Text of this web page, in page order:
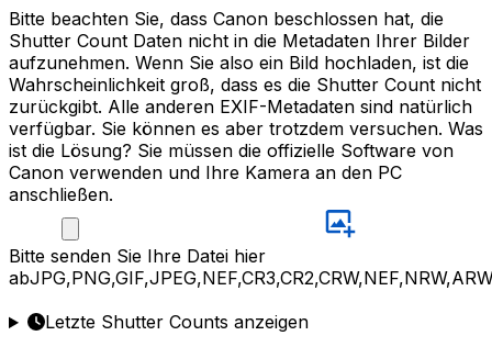
Bitte beachten Sie, dass Canon beschlossen hat, die
Shutter Count Daten nicht in die Metadaten Ihrer Bilder
aufzunehmen. Wenn Sie also ein Bild hochladen, ist die
Wahrscheinlichkeit groß, dass es die Shutter Count nicht
zurückgibt. Alle anderen EXIF-Metadaten sind natürlich
verfügbar. Sie können es aber trotzdem versuchen. Was
ist die Lösung? Sie müssen die offizielle Software von
Canon verwenden und Ihre Kamera an den PC
anschließen.
Bitte senden Sie Ihre Datei hier
ab
Letzte Shutter Counts anzeigen